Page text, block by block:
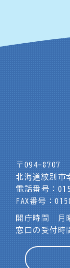
〒094-8707
北海道紋別市
電話番号：
FAX番号：
開庁時間 月
窓口の受付時